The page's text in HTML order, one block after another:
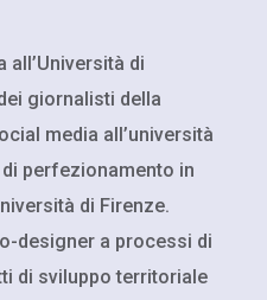
di
giornalisti della
media all’università
perfezionamento in
di Firenze.
designer a processi di
di sviluppo territoriale